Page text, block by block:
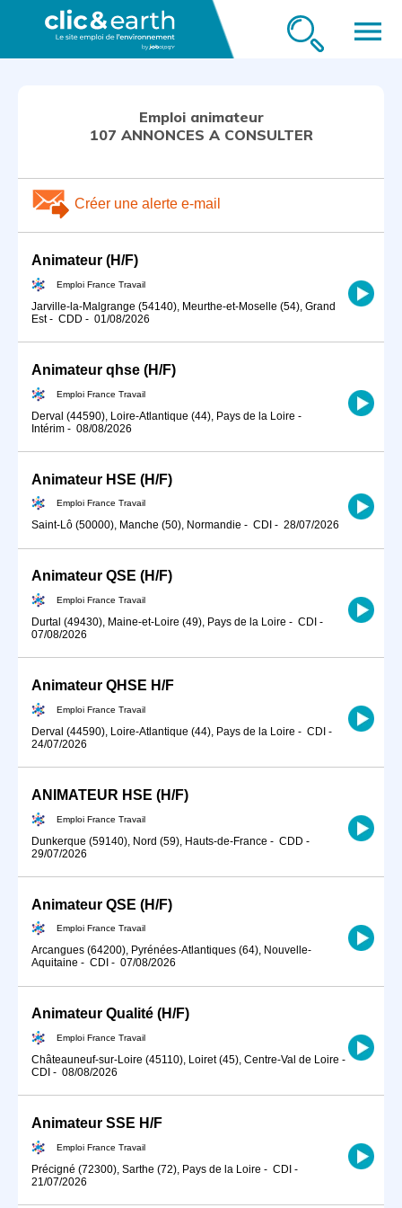
menu
Emploi animateur
107 ANNONCES A CONSULTER
Créer une alerte e-mail
Animateur (H/F)
Emploi France Travail
Jarville-la-Malgrange (54140), Meurthe-et-Moselle (54), Grand
Est- CDD - 01/08/2026
Animateur qhse (H/F)
Emploi France Travail
Derval (44590), Loire-Atlantique (44), Pays de la Loire -
Intérim - 08/08/2026
Animateur HSE (H/F)
Emploi France Travail
Saint-Lô (50000), Manche (50), Normandie - CDI - 28/07/2026
Animateur QSE (H/F)
Emploi France Travail
Durtal (49430), Maine-et-Loire (49), Pays de la Loire - CDI -
07/08/2026
Animateur QHSE H/F
Emploi France Travail
Derval (44590), Loire-Atlantique (44), Pays de la Loire - CDI -
24/07/2026
ANIMATEUR HSE (H/F)
Emploi France Travail
Dunkerque (59140), Nord (59), Hauts-de-France - CDD -
29/07/2026
Animateur QSE (H/F)
Emploi France Travail
Arcangues (64200), Pyrénées-Atlantiques (64), Nouvelle-
Aquitaine - CDI - 07/08/2026
Animateur Qualité (H/F)
Emploi France Travail
Châteauneuf-sur-Loire (45110), Loiret (45), Centre-Val de Loire -
CDI - 08/08/2026
Animateur SSE H/F
Emploi France Travail
Précigné (72300), Sarthe (72), Pays de la Loire - CDI -
21/07/2026